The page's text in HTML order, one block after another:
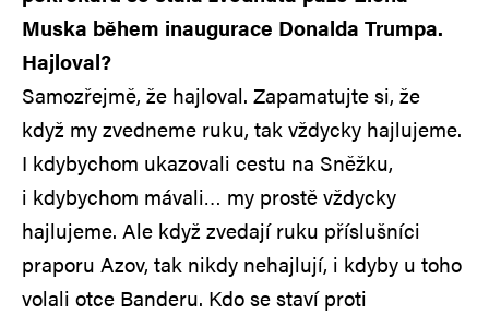
Muska během inaugurace Donalda Trumpa.
Hajloval?
Samozřejmě, že hajloval. Zapamatujte si, že
když my zvedneme ruku, tak vždycky hajlujeme.
I kdybychom ukazovali cestu na Sněžku,
i kdybychom mávali… my prostě vždycky
hajlujeme. Ale když zvedají ruku příslušníci
praporu Azov, tak nikdy nehajlují, i kdyby u toho
volali otce Banderu. Kdo se staví proti